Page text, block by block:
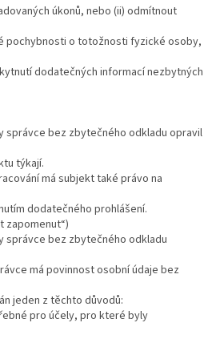
úkonů, nebo (ii) odmítnout
pochybnosti o totožnosti fyzické osoby,
dodatečných informací nezbytných
správce bez zbytečného odkladu opravil
týkají.
má subjekt také právo na
dodatečného prohlášení.
zapomenut“)
správce bez zbytečného odkladu
má povinnost osobní údaje bez
jeden z těchto důvodů:
pro účely, pro které byly